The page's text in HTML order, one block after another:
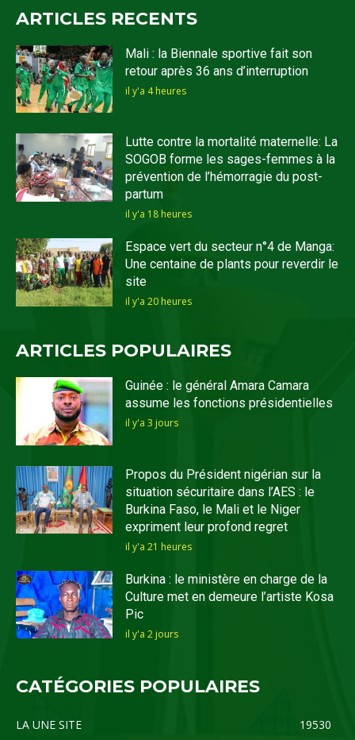
ARTICLES RECENTS
Mali : la Biennale sportive fait son
retour après 36 ans d’interruption
il y'a 4 heures
Lutte contre la mortalité maternelle: La
SOGOB forme les sages-femmes à la
prévention de l’hémorragie du post-
partum
il y'a 18 heures
Espace vert du secteur n°4 de Manga:
Une centaine de plants pour reverdir le
site
il y'a 20 heures
ARTICLES POPULAIRES
Guinée : le général Amara Camara
assume les fonctions présidentielles
il y'a 3 jours
Propos du Président nigérian sur la
situation sécuritaire dans l’AES : le
Burkina Faso, le Mali et le Niger
expriment leur profond regret
il y'a 21 heures
Burkina : le ministère en charge de la
Culture met en demeure l’artiste Kosa
Pic
il y'a 2 jours
CATÉGORIES POPULAIRES
LA UNE SITE
19530